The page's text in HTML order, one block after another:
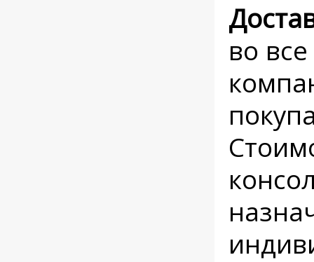
во